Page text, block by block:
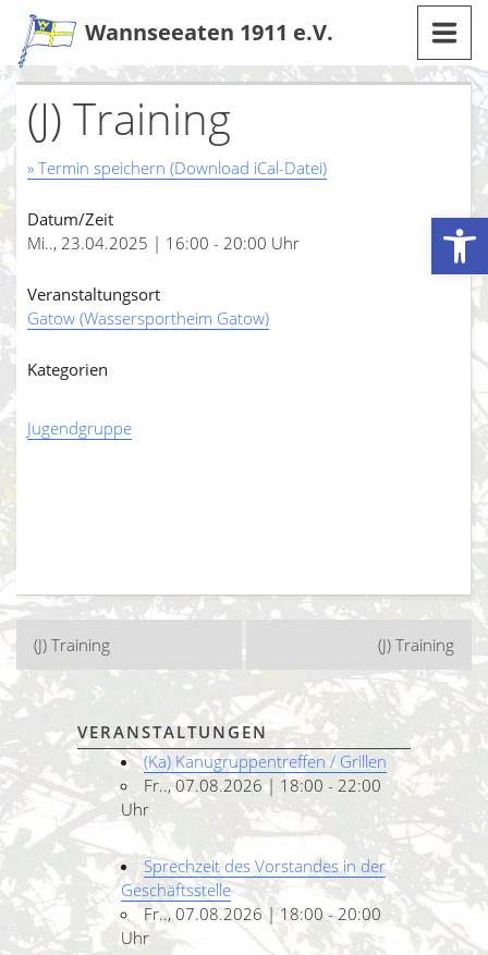
Werkzeugleiste öffnen
Zum
Inhalt
Wannseeaten 1911 e.V.
(J) Training
» Termin speichern (Download iCal-Datei)
Datum/Zeit
Mi.., 23.04.2025 | 16:00 - 20:00 Uhr
Veranstaltungsort
Gatow (Wassersportheim Gatow)
Kategorien
Jugendgruppe
Beitragsnavigation
(J) Training (J) Training
VERANSTALTUNGEN
(Ka) Kanugruppentreffen / Grillen
Fr.., 07.08.2026 | 18:00 - 22:00
Uhr
Sprechzeit des Vorstandes in der
Geschäftsstelle
Fr.., 07.08.2026 | 18:00 - 20:00
Uhr